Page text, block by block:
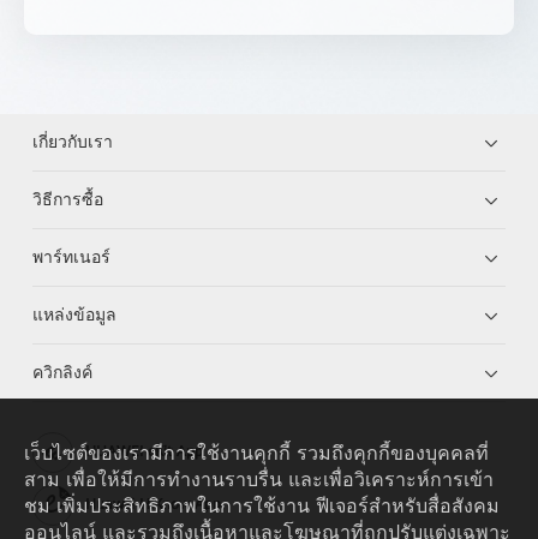
เกี่ยวกับเรา
วิธีการซื้อ
พาร์ทเนอร์
แหล่งข้อมูล
ควิกลิงค์
HUAWEI eKit App
Huawei HiKnow App
เว็บไซต์ของเรามีการใช้งานคุกกี้ รวมถึงคุกกี้ของบุคคลที่
สาม เพื่อให้มีการทำงานราบรื่น และเพื่อวิเคราะห์การเข้า
ชม เพิ่มประสิทธิภาพในการใช้งาน ฟีเจอร์สำหรับสื่อสังคม
ออนไลน์ และรวมถึงเนื้อหาและโฆษณาที่ถูกปรับแต่งเฉพาะ